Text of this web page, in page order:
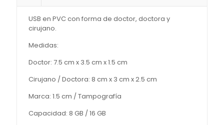
USB en PVC con forma de doctor, doctora y
cirujano.
Medidas:
Doctor: 7.5 cm x 3.5 cm x 1.5 cm
Cirujano / Doctora: 8 cm x 3 cm x 2.5 cm
Marca: 1.5 cm / Tampografía
Capacidad: 8 GB / 16 GB